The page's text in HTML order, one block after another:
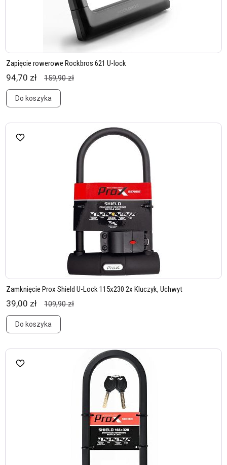
Zapięcie rowerowe Rockbros 621 U-lock
94,70 zł 159,90 zł
Do koszyka
Zamknięcie Prox Shield U-Lock 115x230 2x Kluczyk, Uchwyt
39,00 zł 109,90 zł
Do koszyka